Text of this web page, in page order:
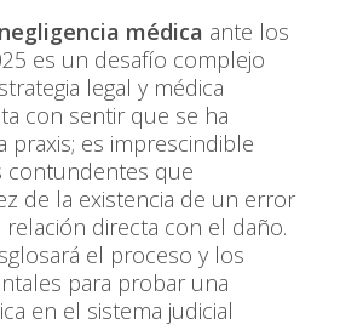
negligencia médica ante los
es un desafío complejo
legal y médica
con sentir que se ha
praxis; es imprescindible
contundentes que
de la existencia de un error
relación directa con el daño.
el proceso y los
para probar una
en el sistema judicial